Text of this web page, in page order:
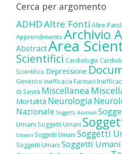
Cerca per argomento
ADHDAltre Fonti Altre
Apprendimento Archivio
AbstractArea
Scientifici Cardiologia
Scientifico Depressione
Generico Inefficacia Farmaci
di Sanità Miscellanea
Mortalità Neurologia
Nazionale Soggetti Animali
Umani Soggetti Umani
Umani Soggetti Umani Soggetti
Soggetti Umani Soggetti Umani